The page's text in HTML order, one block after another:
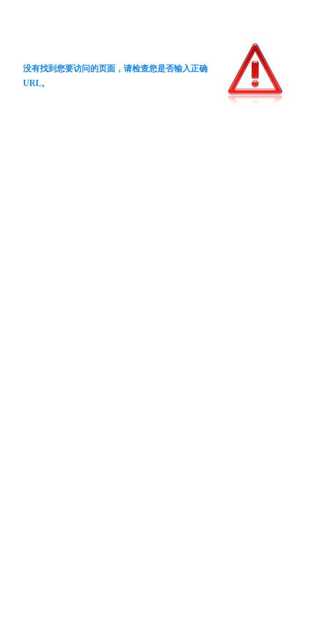
没有找到您要访问的页面，请检查您是否输入正确
URL。